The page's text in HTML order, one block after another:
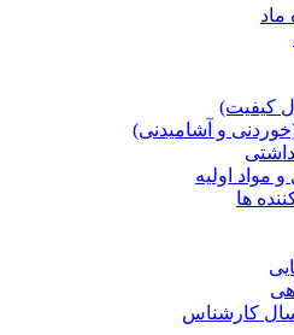
ماد
کیفیت)
و آشامیدنی)
مواد اولیه
ها
کارشناس